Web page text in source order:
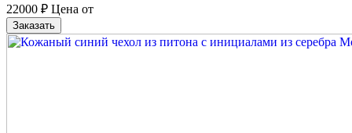
22000 ₽ Цена от
Заказать